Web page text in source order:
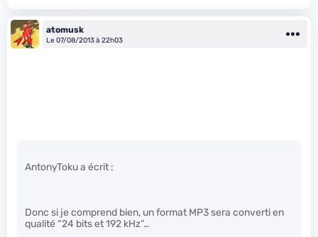
atomusk
Le 07/08/2013 à 22h03
AntonyToku a écrit :
Donc si je comprend bien, un format MP3 sera converti en
qualité “24 bits et 192 kHz”…